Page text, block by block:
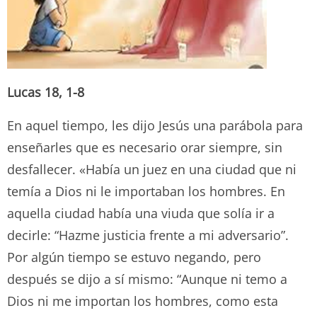
Lucas 18, 1-8
En aquel tiempo, les dijo Jesús una parábola para
enseñarles que es necesario orar siempre, sin
desfallecer. «Había un juez en una ciudad que ni
temía a Dios ni le importaban los hombres. En
aquella ciudad había una viuda que solía ir a
decirle: “Hazme justicia frente a mi adversario”.
Por algún tiempo se estuvo negando, pero
después se dijo a sí mismo: “Aunque ni temo a
Dios ni me importan los hombres, como esta